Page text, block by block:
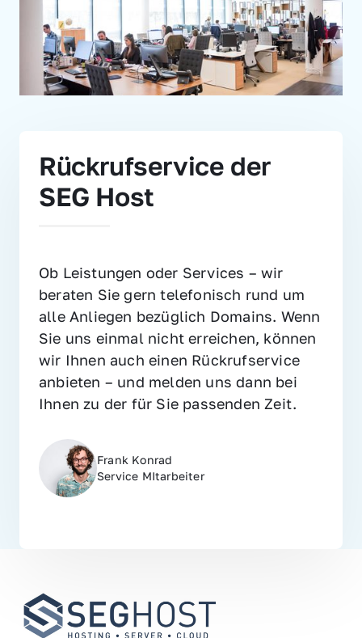
Rückrufservice der
SEG Host
Ob Leistungen oder Services – wir
beraten Sie gern telefonisch rund um
alle Anliegen bezüglich Domains. Wenn
Sie uns einmal nicht erreichen, können
wir Ihnen auch einen Rückrufservice
anbieten – und melden uns dann bei
Ihnen zu der für Sie passenden Zeit.
Frank Konrad
Service MItarbeiter